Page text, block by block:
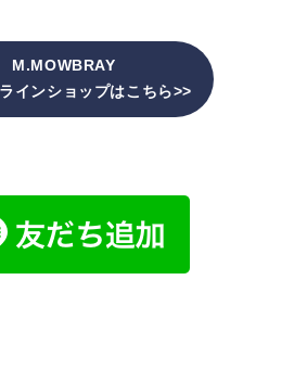
M.MOWBRAY
インショップはこちら>>